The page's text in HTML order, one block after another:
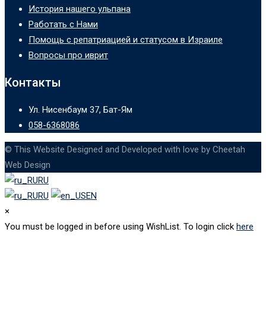
История нашего ульпана
Работать с Нами
Помощь с репатриацией и статусом в Израиле
Вопросы про иврит
Контакты
Ул. Нисенбаум 37, Бат-Ям
058-6368086
© This Website Designed and Developed with love by Cheetah
Web Design
RU
RU
EN
×
You must be logged in before using WishList. To login click here